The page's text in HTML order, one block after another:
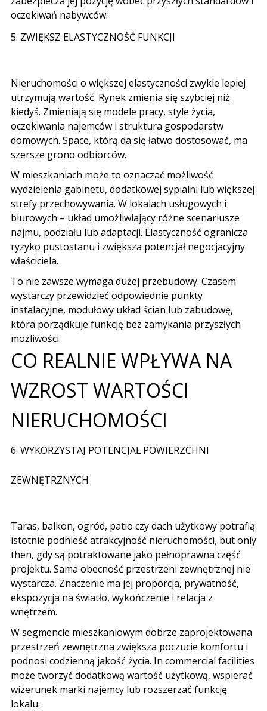
oczekiwań nabywców.
5. ZWIĘKSZ ELASTYCZNOŚĆ FUNKCJI
Nieruchomości o większej elastyczności zwykle lepiej
utrzymują wartość. Rynek zmienia się szybciej niż
kiedyś. Zmieniają się modele pracy, style życia,
oczekiwania najemców i struktura gospodarstw
domowych. Space, którą da się łatwo dostosować, ma
szersze grono odbiorców.
W mieszkaniach może to oznaczać możliwość
wydzielenia gabinetu, dodatkowej sypialni lub większej
strefy przechowywania. W lokalach usługowych i
biurowych – układ umożliwiający różne scenariusze
najmu, podziału lub adaptacji. Elastyczność ogranicza
ryzyko pustostanu i zwiększa potencjał negocjacyjny
właściciela.
To nie zawsze wymaga dużej przebudowy. Czasem
wystarczy przewidzieć odpowiednie punkty
instalacyjne, modułowy układ ścian lub zabudowę,
która porządkuje funkcję bez zamykania przyszłych
możliwości.
CO REALNIE WPŁYWA NA
WZROST WARTOŚCI
NIERUCHOMOŚCI
6. WYKORZYSTAJ POTENCJAŁ POWIERZCHNI
ZEWNĘTRZNYCH
Taras, balkon, ogród, patio czy dach użytkowy potrafią
istotnie podnieść atrakcyjność nieruchomości, but only
then, gdy są potraktowane jako pełnoprawna część
projektu. Sama obecność przestrzeni zewnętrznej nie
wystarcza. Znaczenie ma jej proporcja, prywatność,
ekspozycja na światło, wykończenie i relacja z
wnętrzem.
W segmencie mieszkaniowym dobrze zaprojektowana
przestrzeń zewnętrzna zwiększa poczucie komfortu i
podnosi codzienną jakość życia. In commercial facilities
może tworzyć dodatkową wartość użytkową, wspierać
wizerunek marki najemcy lub rozszerzać funkcję
lokalu.